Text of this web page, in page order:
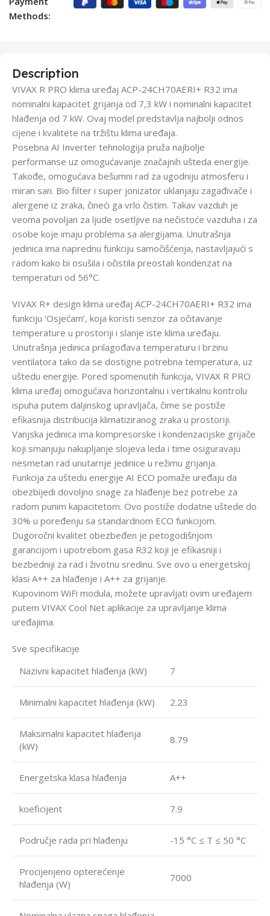
Methods:
Description
VIVAX R PRO klima uređaj ACP-24CH70AERI+ R32 ima
nominalni kapacitet grijanja od 7,3 kW i nominalni kapacitet
hlađenja od 7 kW. Ovaj model predstavlja najbolji odnos
cijene i kvalitete na tržištu klima uređaja.
Posebna AI Inverter tehnologija pruža najbolje
performanse uz omogućavanje značajnih ušteda energije.
Takođe, omogućava bešumni rad za ugodniju atmosferu i
miran san. Bio filter i super jonizator uklanjaju zagađivače i
alergene iz zraka, čineći ga vrlo čistim. Takav vazduh je
veoma povoljan za ljude osetljive na nečistoće vazduha i za
osobe koje imaju problema sa alergijama. Unutrašnja
jedinica ima naprednu funkciju samočišćenja, nastavljajući s
radom kako bi osušila i očistila preostali kondenzat na
temperaturi od 56°C.
VIVAX R+ design klima uređaj ACP-24CH70AERI+ R32 ima
funkciju ‘Osjećam’, koja koristi senzor za očitavanje
temperature u prostoriji i slanje iste klima uređaju.
Unutrašnja jedinica prilagođava temperaturu i brzinu
ventilatora tako da se dostigne potrebna temperatura, uz
uštedu energije. Pored spomenutih funkcija, VIVAX R PRO
klima uređaj omogućava horizontalnu i vertikalnu kontrolu
ispuha putem daljinskog upravljača, čime se postiže
efikasnija distribucija klimatiziranog zraka u prostoriji.
Vanjska jedinica ima kompresorske i kondenzacijske grijače
koji smanjuju nakupljanje slojeva leda i time osiguravaju
nesmetan rad unutarnje jedinice u režimu grijanja.
Funkcija za uštedu energije AI ECO pomaže uređaju da
obezbijedi dovoljno snage za hlađenje bez potrebe za
radom punim kapacitetom. Ovo postiže dodatne uštede do
30% u poređenju sa standardnom ECO funkcijom.
Dugoročni kvalitet obezbeđen je petogodišnjom
garancijom i upotrebom gasa R32 koji je efikasniji i
bezbedniji za rad i životnu sredinu. Sve ovo u energetskoj
klasi A++ za hlađenje i A++ za grijanje.
Kupovinom WiFi modula, možete upravljati ovim uređajem
putem VIVAX Cool Net aplikacije za upravljanje klima
uređajima.
Sve specifikacije
Nazivni kapacitet hlađenja (kW)
7
Minimalni kapacitet hlađenja (kW) 2.23
Maksimalni kapacitet hlađenja
(kW)
8.79
Energetska klasa hlađenja A++
koeficijent 7.9
Područje rada pri hlađenju -15 °C ≤ T ≤ 50 °C
Procijenjeno opterećenje
hlađenja (W)
7000